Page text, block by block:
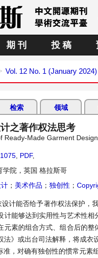
期 刊 投 稿
Vol. 12 No. 1 (January 2024)
检索 领域
之著作权法思考
Ready-Made Garment
PDF,
学院，英国 格拉斯哥
； 美术作品 ； 独创性 ；
计能否给予著作权法保护，
能够达到实用性与艺术性
元素的组合方式、组合后的
法》或出台司法解释，将成
，对确有独创性的惯常元素